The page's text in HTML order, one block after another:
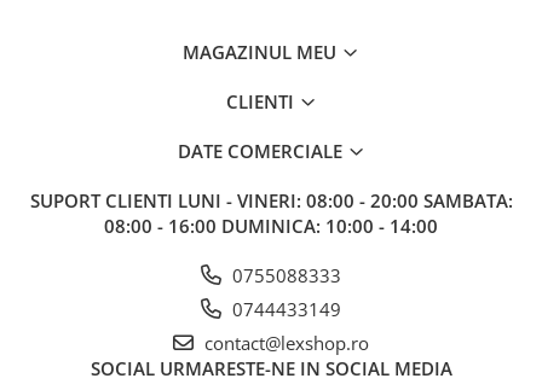
Dragon Ball
Modele Revell
MAGAZINUL MEU
CLIENTI
DATE COMERCIALE
SUPORT CLIENTI LUNI - VINERI: 08:00 - 20:00 SAMBATA:
08:00 - 16:00 DUMINICA: 10:00 - 14:00
0755088333
0744433149
contact@lexshop.ro
SOCIAL URMARESTE-NE IN SOCIAL MEDIA